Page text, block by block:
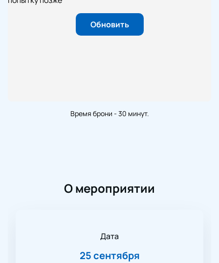
Обновить
Время брони - 30 минут.
О мероприятии
Дата
25 сентября